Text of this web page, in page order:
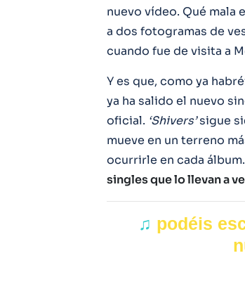
nuevo vídeo. Qué mala
a dos fotogramas de
cuando fue de visita a
Y es que, como ya
ya ha salido el nuevo
oficial. ‘Shivers’sigue
mueve en un terreno
ocurrirle en cada álbum.
singles que lo llevan a
♫ podéis